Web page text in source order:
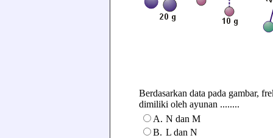
Berdasarkan data pada gambar,
dimiliki oleh ayunan ........
A. N dan M
B. L dan N